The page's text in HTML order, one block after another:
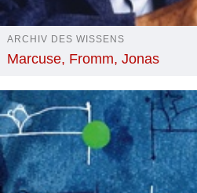
ARCHIV DES WISSENS
Marcuse, Fromm, Jonas